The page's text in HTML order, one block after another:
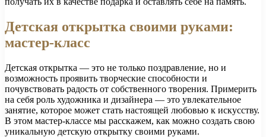
Детская открытка своими руками:
мастер-класс
Детская открытка — это не только поздравление, но и
возможность проявить творческие способности и
почувствовать радость от собственного творения. Примерить
на себя роль художника и дизайнера — это увлекательное
занятие, которое может стать настоящей любовью к искусству.
В этом мастер-классе мы расскажем, как можно создать свою
уникальную детскую открытку своими руками.